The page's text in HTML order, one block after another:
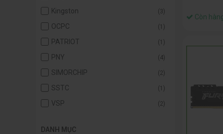
Kingston (3)
OCPC (1)
PATRIOT (1)
PNY (4)
SIMORCHIP (2)
SSTC (1)
VSP (2)
DANH MỤC
Còn